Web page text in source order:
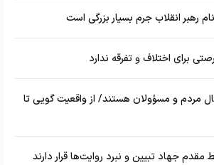
رهبر انقلاب جرم بسیار بزرگی است
برای اختلاف و تفرقه ندارد
مردم و مسؤولان هستند/ از واقعیت گویی تا
جهاد تبیین و نبرد روایت‌ها قرار دارند